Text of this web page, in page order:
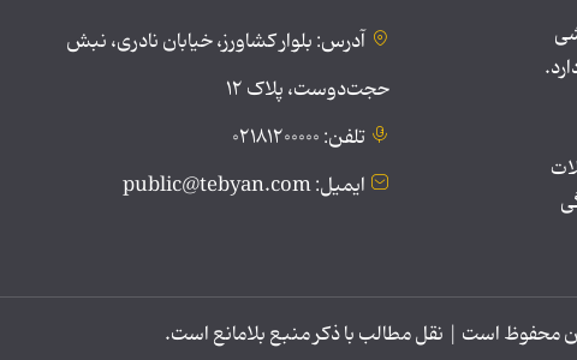
آدرس: بلوار کشاورز، خیابان نادری، نبش
حجت‌دوست، پلاک ۱۲
تلفن: ۰۲۱۸۱۲۰۰۰۰۰
ایمیل: public@tebyan.com
است | نقل مطالب با ذکر منبع بلامانع است.